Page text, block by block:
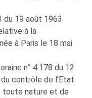
du 19 août 1963
à la
à Paris le 18 mai
n° 4.178 du 12
contrôle de l’Etat
toute nature et de